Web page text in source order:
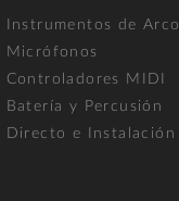
Instrumentos de Arco
Micrófonos
Controladores MIDI
Batería y Percusión
Directo e Instalación